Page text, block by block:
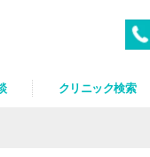
クリニック検索